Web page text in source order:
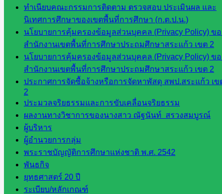
ทำเนียบคณะกรรมการติดตาม ตรวจสอบ ประเมินผล และ
นิเทศการศึกษาของเขตพื้นที่การศึกษา (ก.ต.ป.น.)
นโยบายการคุ้มครองข้อมูลส่วนบุคคล (Privacy Policy) ข
สำนักงานเขตพื้นที่การศึกษาประถมศึกษาสระแก้ว เขต 2
นโยบายการคุ้มครองข้อมูลส่วนบุคคล (Privacy Policy) ข
สำนักงานเขตพื้นที่การศึกษาประถมศึกษาสระแก้ว เขต 2
ประกาศการจัดซื้อจ้างหรือการจัดหาพัสดุ สพป.สระแก้ว เข
2
ประมวลจริยธรรมและการขับเคลื่อนจริยธรรม
ผลงานทางวิชาการของนางสาว ณัฐนันท์ สรวงสมบูรณ์
ผู้บริหาร
ผู้อำนวยการกลุ่ม
พระราชบัญญัติการศึกษาแห่งชาติ พ.ศ. 2542
พันธกิจ
ยุทธศาสตร์ 20 ปี
ระเบียบ/หลักเกณฑ์
และแผน
กลุ่มส่ง
เสริมการ
จัดการ
ศึกษา
กลุ่ม
บริหาร
งาน
กลุ่ม
พัฒนาครู
และบุ
คลากรฯ
กลุ่มนิ
เทศ